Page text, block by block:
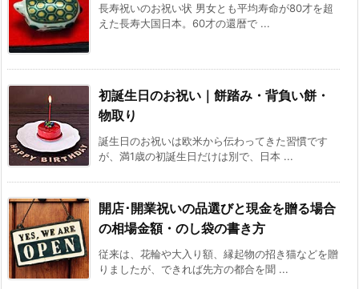
長寿祝いのお祝い状 男女とも平均寿命が80才を超
えた長寿大国日本。60才の還暦で ...
初誕生日のお祝い｜餅踏み・背負い餅・
物取り
誕生日のお祝いは欧米から伝わってきた習慣です
が、満1歳の初誕生日だけは別で、日本 ...
開店･開業祝いの品選びと現金を贈る場合
の相場金額・のし袋の書き方
従来は、花輪や大入り額、縁起物の招き猫などを贈
りましたが、できれば先方の都合を聞 ...